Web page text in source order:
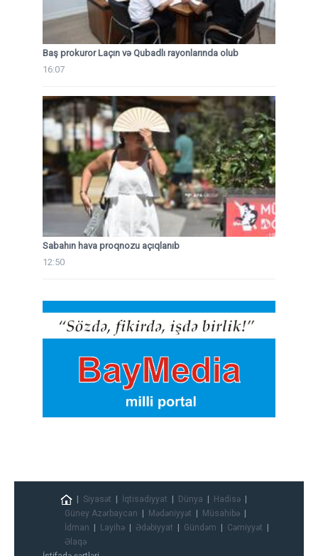
Baş prokuror Laçın və Qubadlı rayonlarında olub
16:07
Sabahın hava proqnozu açıqlanıb
12:50
Siyasət İqtisadiyyat Dünya
Hadisə
Güney Azərbaycan
Mədəniyyət
Müsahibə
İdman
Layihə Ədəbiyyat Gündəm
Cəmiyyət
Əlaqə